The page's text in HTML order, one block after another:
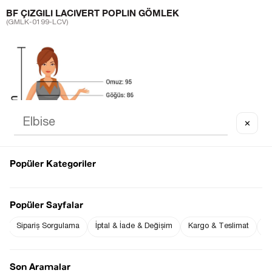
BF ÇIZGILI LACIVERT POPLIN GÖMLEK
(GMLK-0199-LCV)
Notify me when
the price goes
Notify me when it
✕
Popüler Kategoriler
Popüler Sayfalar
Sipariş Sorgulama İptal & İade & Değişim Kargo & Teslimat
Son Aramalar